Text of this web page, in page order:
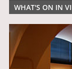
WHAT'S ON IN